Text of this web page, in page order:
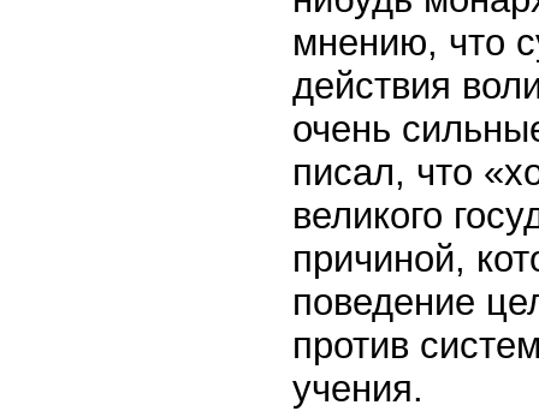
мнению, что
действия
очень
писал, что
великого
причиной,
поведение
против
учения.